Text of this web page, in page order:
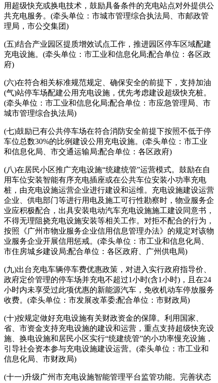
用超级快充或换电技术，鼓励具备条件的充电站点对外提供公
共充电服务。(牵头单位：市城市管理综合执法局、市邮政管
理局，市公交集团)
(五)结合产业园区提质增效试点工作，推进园区停车区域配建
充电设施。(牵头单位：市工业和信息化局;配合单位：各区政
府)
(六)在符合相关标准规范规定、确保安全的前提下，支持加油
(气)站停车场配建公用充电设施，优先考虑建设超级快充桩。
(牵头单位：市工业和信息化局;配合单位：市应急管理局、市
城市管理综合执法局)
(七)鼓励已有公共停车场在符合消防安全前提下按照不低于停
车位总数30%的比例建设公用充电设施。(牵头单位：市工业
和信息化局、市交通运输局;配合单位：各区政府)
(八)在居民小区推广充电设施“统建统管”运营模式。鼓励在自
用车位安装智能有序充电插座或在公共车位安装小功率充电
桩，由充电设施运营企业进行建设和运维。充电设施建设运营
企业、供电部门等进行用电及施工可行性勘察时，物业服务企
业应积极配合，出具安装电动汽车充电设施施工建设同意书，
不得无理阻挠充电设施安装等相关工作。对拒不配合的行为，
按照《广州市物业服务企业信用信息管理办法》的规定对该物
业服务企业开展信用惩戒。(牵头单位：市工业和信息化局、
市住房城乡建设局;配合单位：各区政府、广州供电局)
(九)出台充电车辆停车费优惠政策，对进入实行政府指导价、
政府定价管理的停车场并充电不超过1小时(含1小时)，且在24
小时内未享受过此项优惠的新能源汽车，免收机动车停放服务
收费。(牵头单位：市发展改革委;配合单位：市财政局)
(十)按规定做好充电设施有关财政资金的保障。利用国家、
省、市资金支持充电设施的建设和运营，重点支持超级快充设
施、换电设施和居民小区实行“统建统管”的小功率慢充设施，
引导社会资本参与充电设施建设运营。(牵头单位：市工业和
信息化局、市财政局)
(十一)升级广州市充电设施智能管理平台监管功能。完善状态